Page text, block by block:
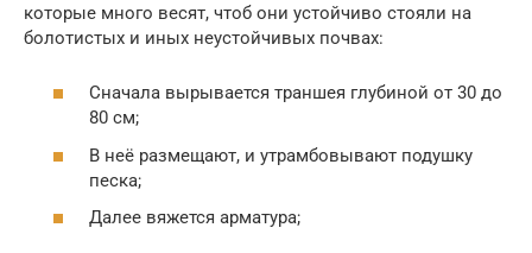
которые много весят, чтоб они устойчиво стояли на
болотистых и иных неустойчивых почвах:
Сначала вырывается траншея глубиной от 30 до
80 см;
В неё размещают, и утрамбовывают подушку
песка;
Далее вяжется арматура;